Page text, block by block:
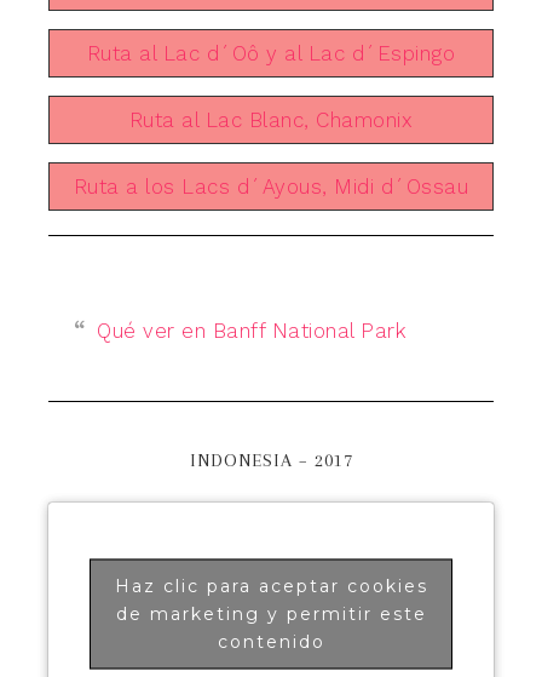
Ruta al Lac d´Oô y al Lac d´Espingo
Ruta al Lac Blanc, Chamonix
Ruta a los Lacs d´Ayous, Midi d´Ossau
Qué ver en Banff National Park
INDONESIA – 2017
Haz clic para aceptar cookies
de marketing y permitir este
contenido